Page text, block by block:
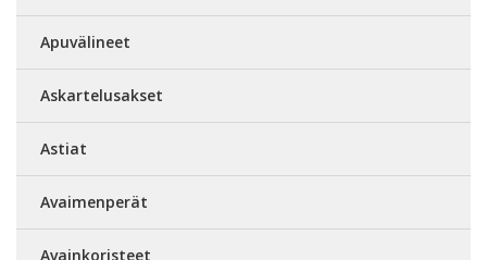
Apuvälineet
Askartelusakset
Astiat
Avaimenperät
Avainkoristeet